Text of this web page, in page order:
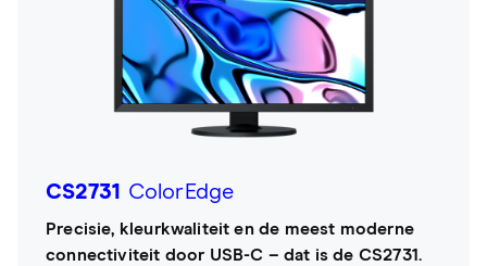
CS2731 ColorEdge
Precisie, kleurkwaliteit en de meest moderne
connectiviteit door USB-C – dat is de CS2731.